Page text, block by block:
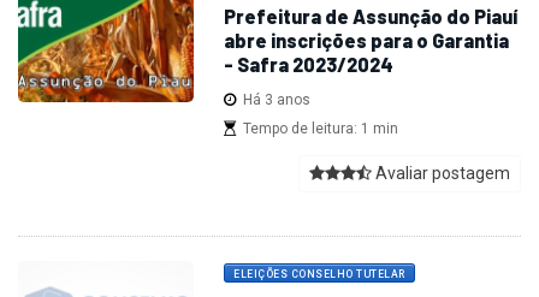
Prefeitura de Assunção do Piauí
abre inscrições para o Garantia
- Safra 2023/2024
Há 3 anos
Tempo de leitura: 1 min
Avaliar postagem
ELEIÇÕES CONSELHO TUTELAR